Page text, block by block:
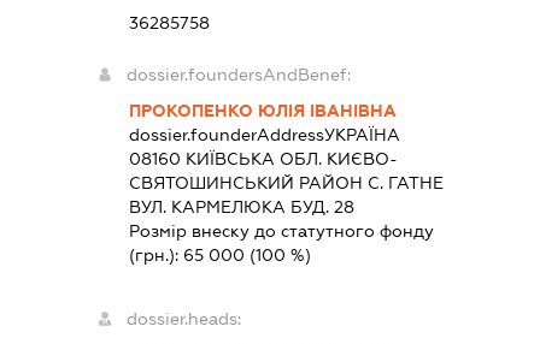
36285758
dossier.foundersAndBenef:
ПРОКОПЕНКО ЮЛІЯ ІВАНІВНА
dossier.founderAddressУКРАЇНА
08160 КИЇВСЬКА ОБЛ. КИЄВО-
СВЯТОШИНСЬКИЙ РАЙОН С. ГАТНЕ
ВУЛ. КАРМЕЛЮКА БУД. 28
Розмір внеску до статутного фонду
(грн.): 65 000 (100 %)
dossier.heads: